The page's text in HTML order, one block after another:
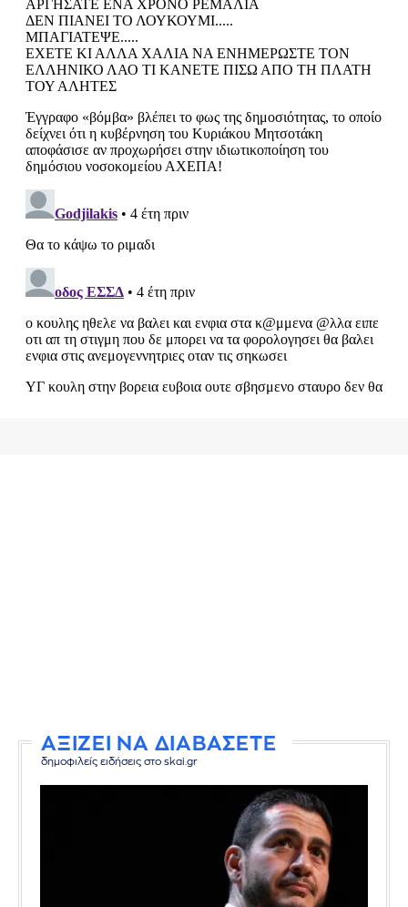
ΑΞΙΖΕΙ ΝΑ ΔΙΑΒΑΣΕΤΕ
δημοφιλείς ειδήσεις στο skai.gr